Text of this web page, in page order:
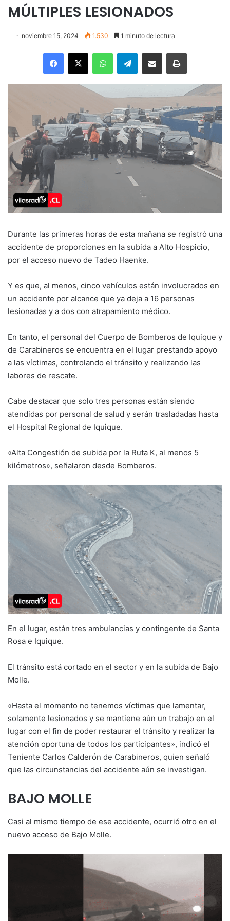
MÚLTIPLES LESIONADOS
noviembre 15, 2024 1.530 1 minuto de lectura
Facebook
X WhatsAppTelegramEnviar vía email Imprimir
Durante las primeras horas de esta mañana se registró una
accidente de proporciones en la subida a Alto Hospicio,
por el acceso nuevo de Tadeo Haenke.
Y es que, al menos, cinco vehículos están involucrados en
un accidente por alcance que ya deja a 16 personas
lesionadas y a dos con atrapamiento médico.
En tanto, el personal del Cuerpo de Bomberos de Iquique y
de Carabineros se encuentra en el lugar prestando apoyo
a las víctimas, controlando el tránsito y realizando las
labores de rescate.
Cabe destacar que solo tres personas están siendo
atendidas por personal de salud y serán trasladadas hasta
el Hospital Regional de Iquique.
«Alta Congestión de subida por la Ruta K, al menos 5
kilómetros», señalaron desde Bomberos.
En el lugar, están tres ambulancias y contingente de Santa
Rosa e Iquique.
El tránsito está cortado en el sector y en la subida de Bajo
Molle.
«Hasta el momento no tenemos víctimas que lamentar,
solamente lesionados y se mantiene aún un trabajo en el
lugar con el fin de poder restaurar el tránsito y realizar la
atención oportuna de todos los participantes», indicó el
Teniente Carlos Calderón de Carabineros, quien señaló
que las circunstancias del accidente aún se investigan.
BAJO MOLLE
Casi al mismo tiempo de ese accidente, ocurrió otro en el
nuevo acceso de Bajo Molle.